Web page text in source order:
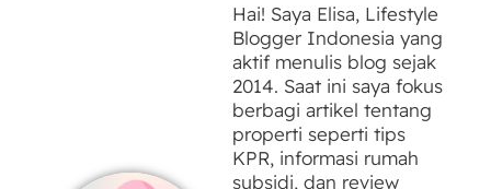
Hai! Saya Elisa, Lifestyle
Blogger Indonesia yang
aktif menulis blog sejak
2014. Saat ini saya fokus
berbagi artikel tentang
properti seperti tips
KPR, informasi rumah
subsidi, dan review